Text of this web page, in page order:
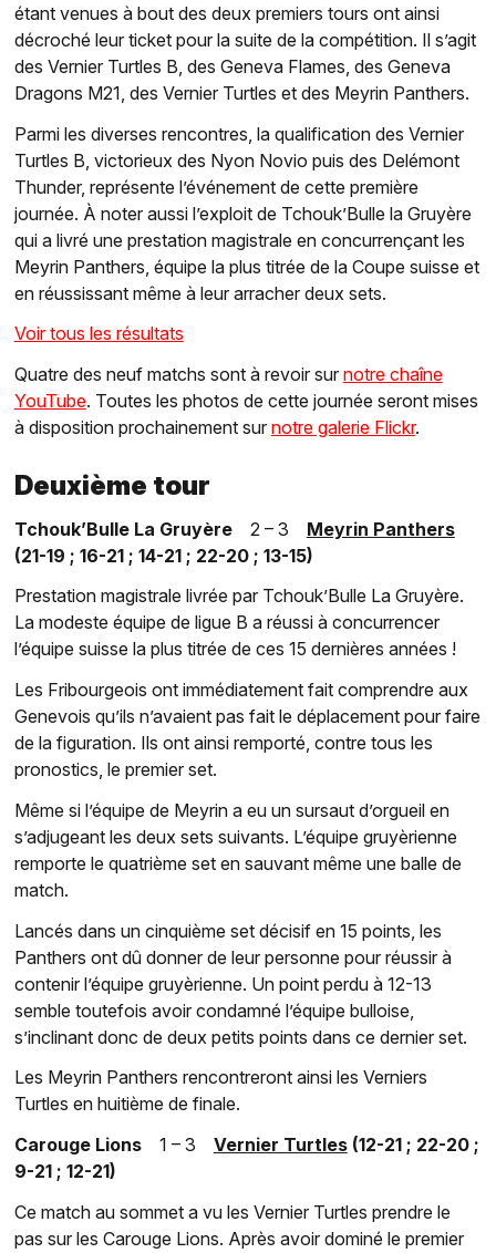
étant venues à bout des deux premiers tours ont ainsi
décroché leur ticket pour la suite de la compétition. Il s’agit
des Vernier Turtles B, des Geneva Flames, des Geneva
Dragons M21, des Vernier Turtles et des Meyrin Panthers.
Parmi les diverses rencontres, la qualification des Vernier
Turtles B, victorieux des Nyon Novio puis des Delémont
Thunder, représente l’événement de cette première
journée. À noter aussi l’exploit de Tchouk’Bulle la Gruyère
qui a livré une prestation magistrale en concurrençant les
Meyrin Panthers, équipe la plus titrée de la Coupe suisse et
en réussissant même à leur arracher deux sets.
Voir tous les résultats
Quatre des neuf matchs sont à revoir sur notre chaîne
YouTube. Toutes les photos de cette journée seront mises
à disposition prochainement sur notre galerie Flickr.
Deuxième tour
Tchouk’Bulle La Gruyère 2 – 3
Meyrin Panthers
(21-19 ; 16-21 ; 14-21 ; 22-20 ; 13-15)
Prestation magistrale livrée par Tchouk’Bulle La Gruyère.
La modeste équipe de ligue B a réussi à concurrencer
l’équipe suisse la plus titrée de ces 15 dernières années !
Les Fribourgeois ont immédiatement fait comprendre aux
Genevois qu’ils n’avaient pas fait le déplacement pour faire
de la figuration. Ils ont ainsi remporté, contre tous les
pronostics, le premier set.
Même si l’équipe de Meyrin a eu un sursaut d’orgueil en
s’adjugeant les deux sets suivants. L’équipe gruyèrienne
remporte le quatrième set en sauvant même une balle de
match.
Lancés dans un cinquième set décisif en 15 points, les
Panthers ont dû donner de leur personne pour réussir à
contenir l’équipe gruyèrienne. Un point perdu à 12-13
semble toutefois avoir condamné l’équipe bulloise,
s’inclinant donc de deux petits points dans ce dernier set.
Les Meyrin Panthers rencontreront ainsi les Verniers
Turtles en huitième de finale.
Carouge Lions
1 – 3 Vernier Turtles(12-21 ; 22-20 ;
9-21 ; 12-21)
Ce match au sommet a vu les Vernier Turtles prendre le
pas sur les Carouge Lions. Après avoir dominé le premier